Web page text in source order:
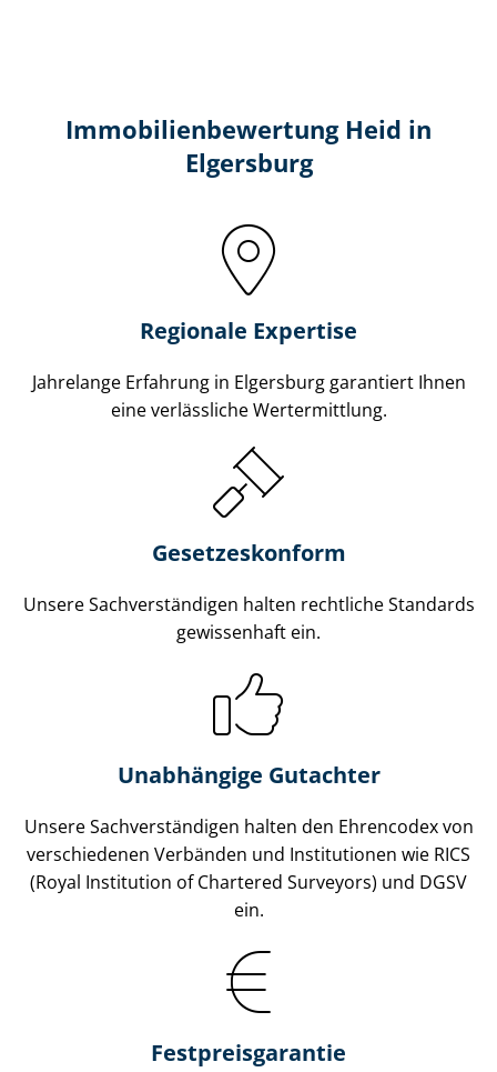
Immobilien­bewertung Heid in
Elgersburg
Regionale Expertise
Jahrelange Erfahrung in Elgersburg garantiert Ihnen
eine verlässliche Wertermittlung.
Gesetzes­konform
Unsere Sach­ver­stän­di­gen halten rechtliche Standards
gewissenhaft ein.
Unabhängige Gutachter
Unsere Sach­ver­stän­di­gen halten den Ehrencodex von
verschiedenen Verbänden und Institutionen wie RICS
(Royal Institution of Chartered Surveyors) und DGSV
ein.
Festpreis​garantie